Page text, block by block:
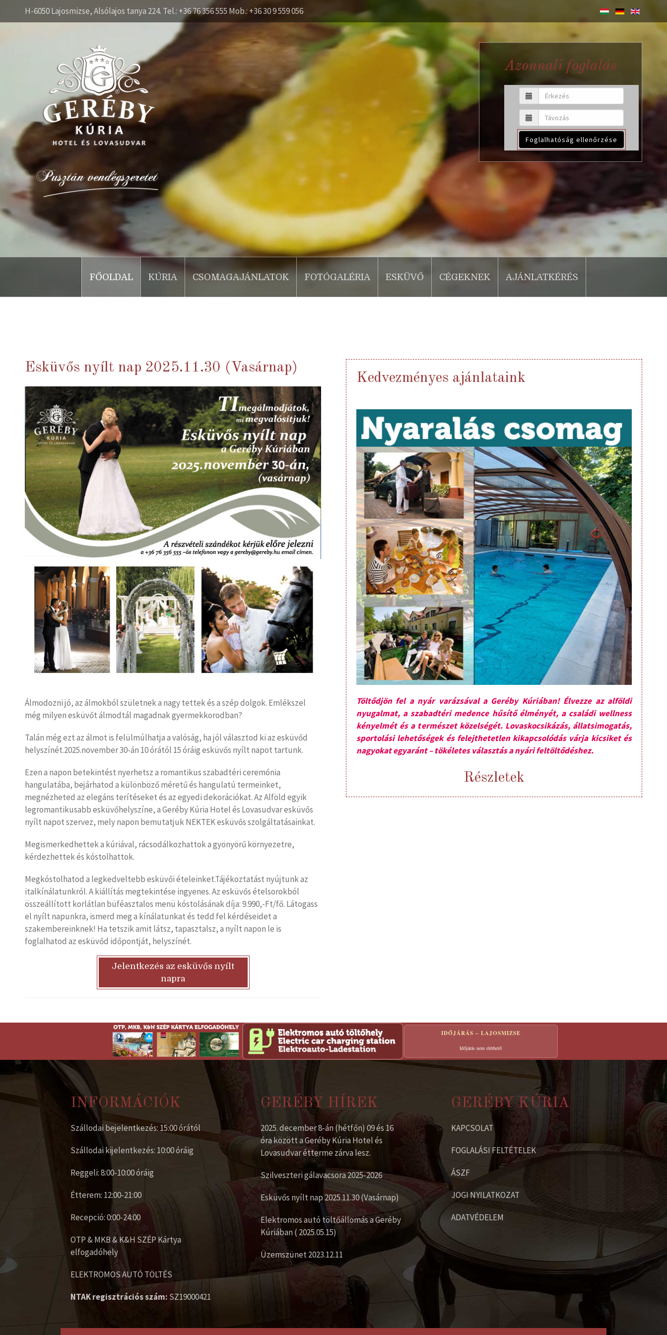
H-6050 Lajosmizse, Alsólajos tanya 224. Tel.: +36 76 356 555 Mob.: +36 30 9 559 056
Azonnali foglalás
Foglalhatóság ellenőrzése
FŐOLDAL KÚRIA CSOMAGAJÁNLATOK FOTÓGALÉRIA ESKÜVŐ CÉGEKNEK AJÁNLATKÉRÉS
Esküvős nyílt nap 2025.11.30 (Vasárnap)
Álmodozni jó, az álmokból születnek a nagy tettek és a szép dolgok. Emlékszel
még milyen esküvőt álmodtál magadnak gyermekkorodban?
Talán még ezt az álmot is felülmúlhatja a valóság, ha jól választod ki az esküvőd
helyszínét.2025.november 30-án 10 órától 15 óráig esküvős nyílt napot tartunk.
Ezen a napon betekintést nyerhetsz a romantikus szabadtéri ceremónia
hangulatába, bejárhatod a különböző méretű és hangulatú termeinket,
megnézheted az elegáns terítéseket és az egyedi dekorációkat. Az Alföld egyik
legromantikusabb esküvőhelyszíne, a Geréby Kúria Hotel és Lovasudvar esküvős
nyílt napot szervez, mely napon bemutatjuk NEKTEK esküvős szolgáltatásainkat.
Megismerkedhettek a kúriával, rácsodálkozhattok a gyönyörű környezetre,
kérdezhettek és kóstolhattok.
Megkóstolhatod a legkedveltebb esküvői ételeinket.Tájékoztatást nyújtunk az
italkínálatunkról. A kiállítás megtekintése ingyenes. Az esküvős ételsorokból
összeállított korlátlan büféasztalos menü kóstolásának díja: 9.990,-Ft/fő. Látogass
el nyílt napunkra, ismerd meg a kínálatunkat és tedd fel kérdéseidet a
szakembereinknek! Ha tetszik amit látsz, tapasztalsz, a nyílt napon le is
foglalhatod az esküvőd időpontját, helyszínét.
Jelentkezés az esküvős nyílt
napra
Kedvezményes ajánlataink
Töltődjön fel a nyár varázsával a Geréby Kúriában! Élvezze az alföldi
nyugalmat, a szabadtéri medence hűsítő élményét, a családi wellness
kényelmét és a természet közelségét. Lovaskocsikázás, állatsimogatás,
sportolási lehetőségek és felejthetetlen kikapcsolódás várja kicsiket és
nagyokat egyaránt – tökéletes választás a nyári feltöltődéshez.
Részletek
IDŐJÁRÁS – LAJOSMIZSE
Időjárás nem elérhető
INFORMÁCIÓK
Szállodai bejelentkezés: 15:00 órától
Szállodai kijelentkezés: 10:00 óráig
Reggeli: 8:00-10:00 óráig
Étterem: 12:00-21:00
Recepció: 0:00-24:00
OTP & MKB & K&H SZÉP Kártya
elfogadóhely
ELEKTROMOS AUTÓ TÖLTÉS
NTAK regisztrációs szám: SZ19000421
GERÉBY HÍREK
2025. december 8-án (hétfőn) 09 és 16
óra között a Geréby Kúria Hotel és
Lovasudvar étterme zárva lesz.
Szilveszteri gálavacsora 2025-2026
Esküvős nyílt nap 2025.11.30 (Vasárnap)
Elektromos autó töltőállomás a Geréby
Kúriában ( 2025.05.15)
Üzemszünet 2023.12.11
GERÉBY KÚRIA
KAPCSOLAT
FOGLALÁSI FELTÉTELEK
ÁSZF
JOGI NYILATKOZAT
ADATVÉDELEM